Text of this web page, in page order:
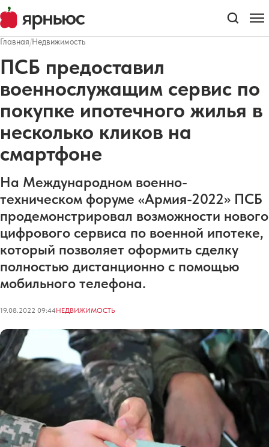
Главная/Недвижимость
ПСБ предоставил
военнослужащим сервис по
покупке ипотечного жилья в
несколько кликов на
смартфоне
На Международном военно-
техническом форуме «Армия-2022» ПСБ
продемонстрировал возможности нового
цифрового сервиса по военной ипотеке,
который позволяет оформить сделку
полностью дистанционно с помощью
мобильного телефона.
19.08.2022 09:44НЕДВИЖИМОСТЬ